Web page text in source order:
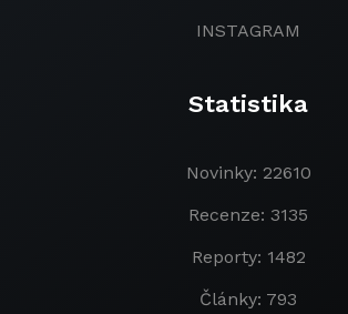
INSTAGRAM
Statistika
Novinky: 22610
Recenze: 3135
Reporty: 1482
Články: 793